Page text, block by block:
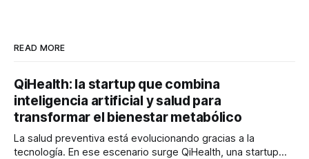
READ MORE
QiHealth: la startup que combina
inteligencia artificial y salud para
transformar el bienestar metabólico
La salud preventiva está evolucionando gracias a la
tecnología. En ese escenario surge QiHealth, una startup